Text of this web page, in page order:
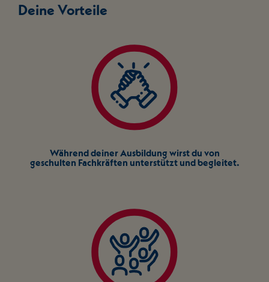
Deine Vorteile
Während deiner Ausbildung wirst du von
geschulten Fachkräften unterstützt und begleitet.